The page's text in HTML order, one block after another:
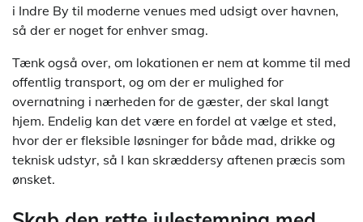
i Indre By til moderne venues med udsigt over havnen,
så der er noget for enhver smag.
Tænk også over, om lokationen er nem at komme til med
offentlig transport, og om der er mulighed for
overnatning i nærheden for de gæster, der skal langt
hjem. Endelig kan det være en fordel at vælge et sted,
hvor der er fleksible løsninger for både mad, drikke og
teknisk udstyr, så I kan skræddersy aftenen præcis som
ønsket.